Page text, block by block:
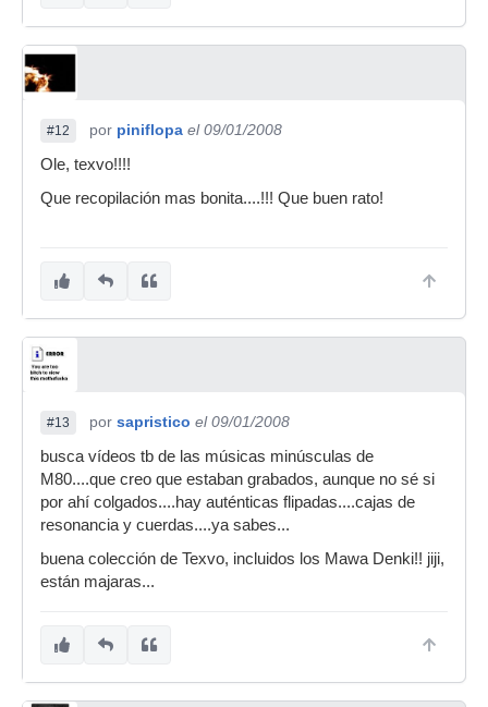
#12 por piniflopa el 09/01/2008
Ole, texvo!!!!
Que recopilación mas bonita....!!! Que buen rato!
#13 por sapristico el 09/01/2008
busca vídeos tb de las músicas minúsculas de
M80....que creo que estaban grabados, aunque no sé si
por ahí colgados....hay auténticas flipadas....cajas de
resonancia y cuerdas....ya sabes...
buena colección de Texvo, incluidos los Mawa Denki!! jiji,
están majaras...